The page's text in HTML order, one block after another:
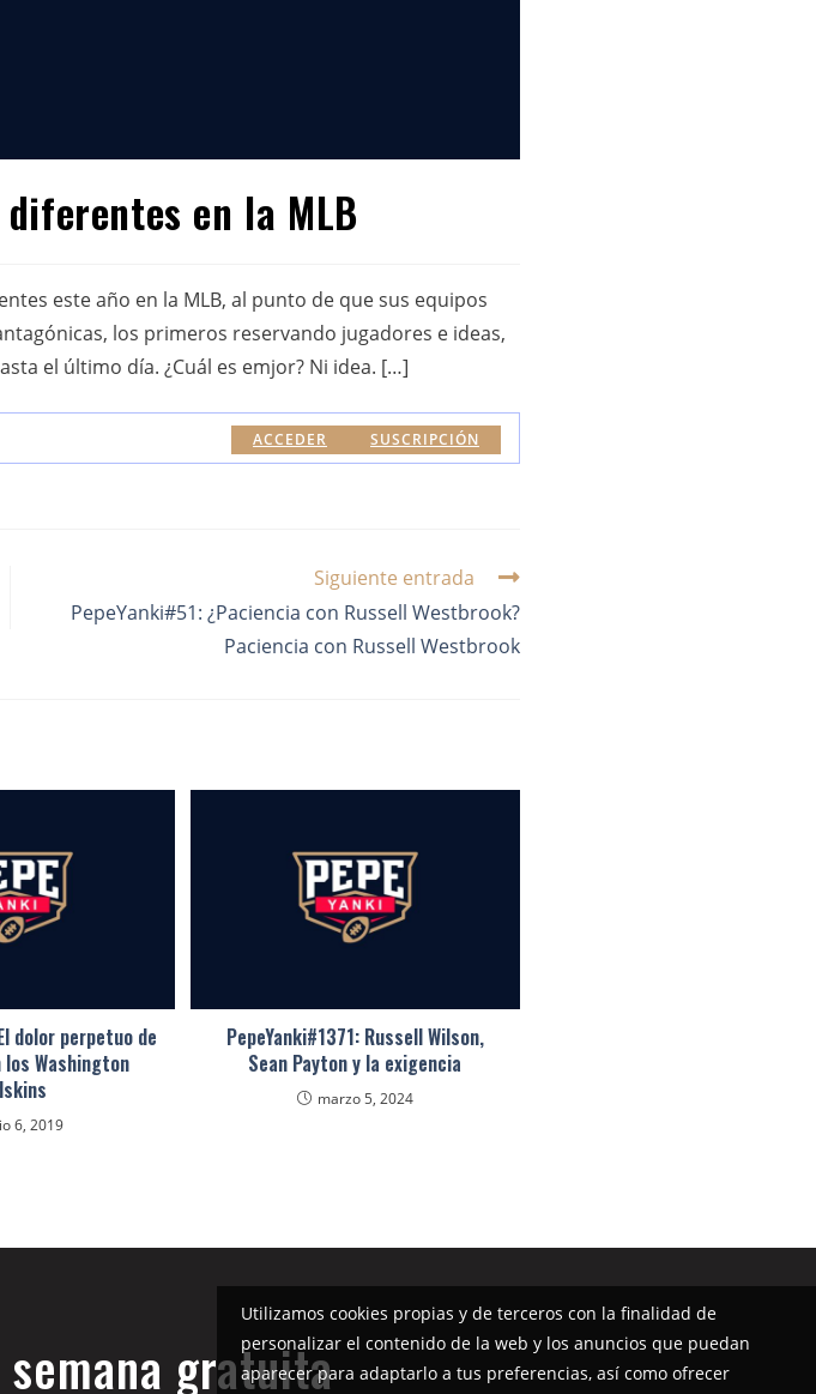
en la MLB
este año en la MLB, al punto de que sus equipos
los primeros reservando jugadores e ideas,
el último día. ¿Cuál es emjor? Ni idea. […]
SUSCRIPCIÓN
ACCEDER
Siguiente entrada
PepeYanki#51: ¿Paciencia con Russell Westbrook?
Paciencia con Russell Westbrook
dolor perpetuo de
los Washington
6, 2019
PepeYanki#1371: Russell Wilson,
Sean Payton y la exigencia
marzo 5, 2024
gratuita
Utilizamos cookies propias y de terceros con la finalidad de
personalizar el contenido de la web y los anuncios que puedan
aparecer para adaptarlo a tus preferencias, así como ofrecer